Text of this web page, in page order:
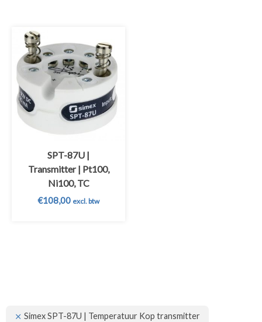
Simex SPT-87U | Temperatuur Kop transmitter
SPT-87U |
Transmitter | Pt100,
Ni100, TC
€108,00 excl. btw